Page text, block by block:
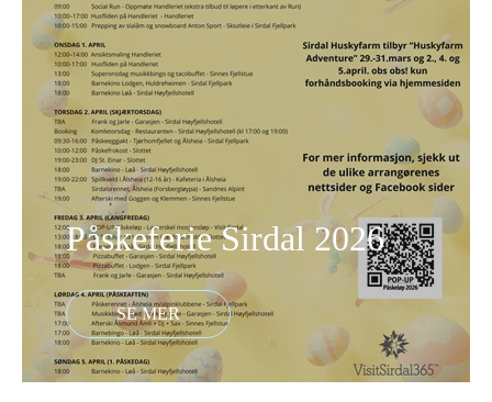
Påskeferie Sirdal 2026